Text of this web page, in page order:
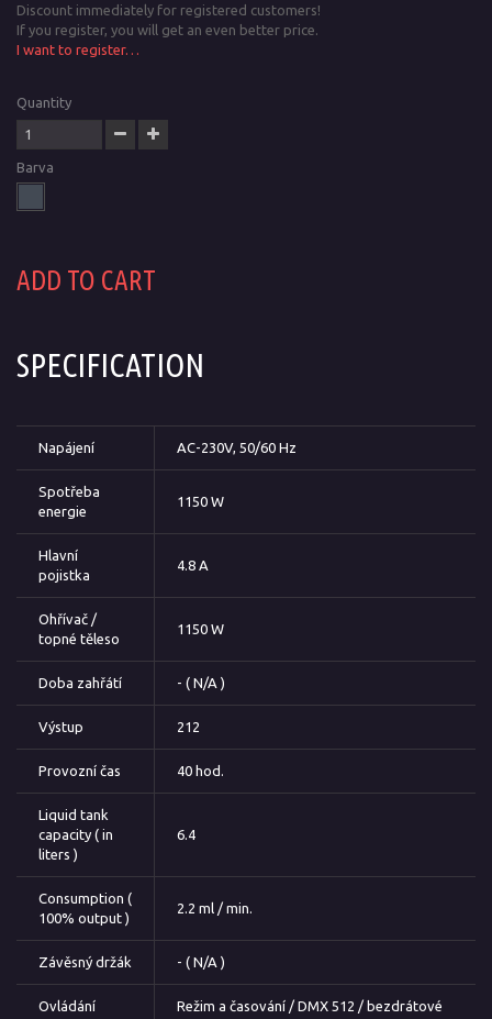
Discount immediately for registered customers!
If you register, you will get an even better price.
I want to register…
Quantity
Barva
ADD TO CART
SPECIFICATION
Napájení AC-230V, 50/60 Hz
Spotřeba
energie
1150 W
Hlavní
pojistka
4.8 A
Ohřívač /
topné těleso
1150 W
Doba zahřátí - ( N/A )
Výstup 212
Provozní čas 40 hod.
Liquid tank
capacity ( in
liters )
6.4
Consumption (
100% output )
2.2 ml / min.
Závěsný držák - ( N/A )
Ovládání Režim a časování / DMX 512 / bezdrátové